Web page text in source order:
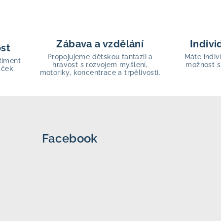
Zábava a vzdělání
Propojujeme dětskou fantazii a
hravost s rozvojem myšlení,
motoriky, koncentrace a trpělivosti.
Máte
možnost
Facebook